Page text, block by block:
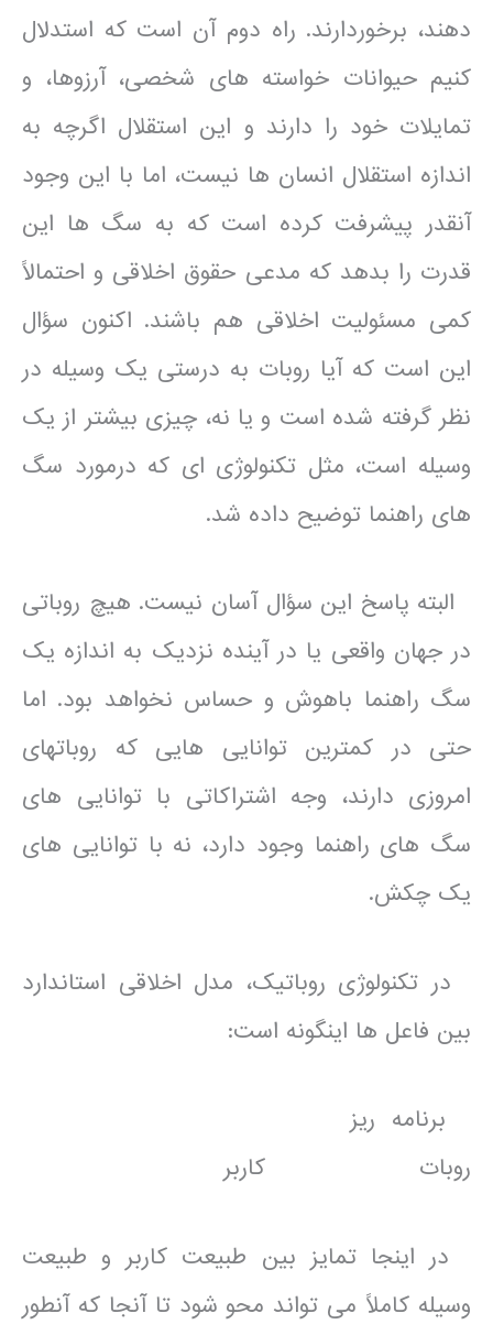
دهند، برخوردارند. راه دوم آن است که استدلال
کنیم حیوانات خواسته های شخصی، آرزوها، و
تمایلات خود را دارند و این استقلال اگرچه به
اندازه استقلال انسان ها نیست، اما با این وجود
آنقدر پیشرفت کرده است که به سگ ها این
قدرت را بدهد که مدعی حقوق اخلاقی و احتمالاً
کمی مسئولیت اخلاقی هم باشند. اکنون سؤال
این است که آیا روبات به درستی یک وسیله در
نظر گرفته شده است و یا نه، چیزی بیشتر از یک
وسیله است، مثل تکنولوژی ای که درمورد سگ
های راهنما توضیح داده شد.
البته پاسخ این سؤال آسان نیست. هیچ روباتی
در جهان واقعی یا در آینده نزدیک به اندازه یک
سگ راهنما باهوش و حساس نخواهد بود. اما
حتی در کمترین توانایی هایی که روباتهای
امروزی دارند، وجه اشتراکاتی با توانایی های
سگ های راهنما وجود دارد، نه با توانایی های
یک چکش.
در تکنولوژی روباتیک، مدل اخلاقی استاندارد
بین فاعل ها اینگونه است:
برنامه ریز
روبات کاربر
در اینجا تمایز بین طبیعت کاربر و طبیعت
وسیله کاملاً می تواند محو شود تا آنجا که آنطور